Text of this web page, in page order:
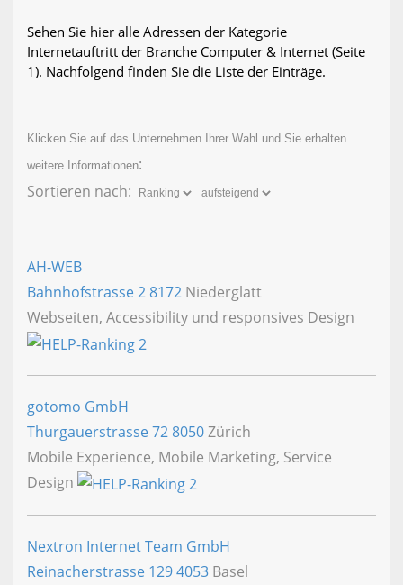
Sehen Sie hier alle Adressen der Kategorie
Internetauftritt der Branche Computer & Internet (Seite
1). Nachfolgend finden Sie die Liste der Einträge.
Klicken Sie auf das Unternehmen Ihrer Wahl und Sie erhalten
weitere Informationen:
Sortieren nach:
AH-WEB
Bahnhofstrasse 28172 Niederglatt
Webseiten, Accessibility und responsives Design
gotomo GmbH
Thurgauerstrasse 728050Zürich
Mobile Experience, Mobile Marketing, Service
Design
Nextron Internet Team GmbH
Reinacherstrasse 1294053 Basel